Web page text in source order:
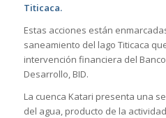
Titicaca.
Estas acciones están
saneamiento del lago Titicaca
intervención financiera del
Desarrollo, BID.
La cuenca Katari presenta una
del agua, producto de la